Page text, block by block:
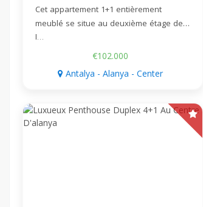
Cet appartement 1+1 entièrement
meublé se situe au deuxième étage de
l…
€102.000
Antalya - Alanya - Center